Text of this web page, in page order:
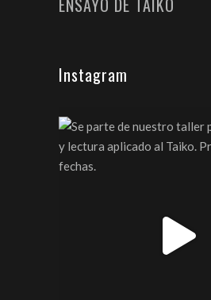
ENSAYO DE TAIKO
Instagram